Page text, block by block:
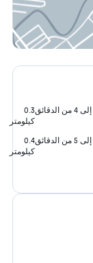
0.3
كيلومتر
0.4
كيلومتر